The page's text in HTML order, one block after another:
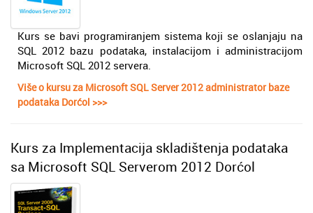
Kurs se bavi programiranjem sistema koji se oslanjaju na
SQL 2012 bazu podataka, instalacijom i administracijom
Microsoft SQL 2012 servera.
Više o kursu za Microsoft SQL Server 2012 administrator baze
podataka Dorćol >>>
Kurs za Implementacija skladištenja podataka
sa Microsoft SQL Serverom 2012 Dorćol